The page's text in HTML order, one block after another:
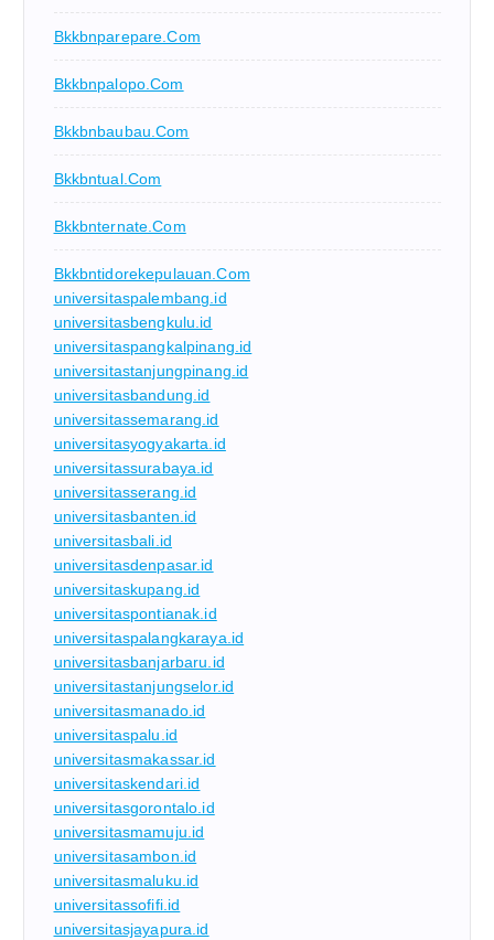
Bkkbnparepare.com
Bkkbnpalopo.com
Bkkbnbaubau.com
Bkkbntual.com
Bkkbnternate.com
Bkkbntidorekepulauan.com
universitaspalembang.id
universitasbengkulu.id
universitaspangkalpinang.id
universitastanjungpinang.id
universitasbandung.id
universitassemarang.id
universitasyogyakarta.id
universitassurabaya.id
universitasserang.id
universitasbanten.id
universitasbali.id
universitasdenpasar.id
universitaskupang.id
universitaspontianak.id
universitaspalangkaraya.id
universitasbanjarbaru.id
universitastanjungselor.id
universitasmanado.id
universitaspalu.id
universitasmakassar.id
universitaskendari.id
universitasgorontalo.id
universitasmamuju.id
universitasambon.id
universitasmaluku.id
universitassofifi.id
universitasjayapura.id